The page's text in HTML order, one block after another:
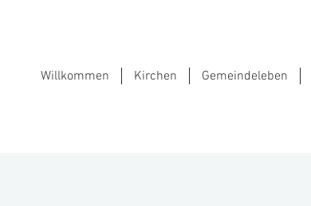
Willkommen Kirchen Gemeindeleben